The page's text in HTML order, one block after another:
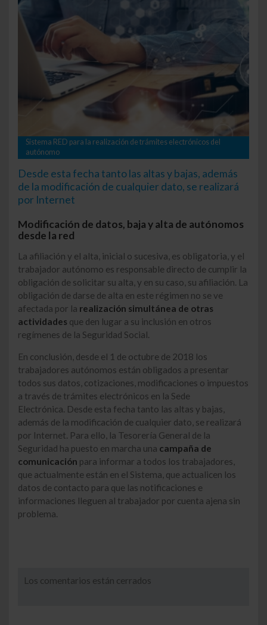
Sistema RED para la realización de trámites electrónicos del
autónomo
Desde esta fecha tanto las altas y bajas, además
de la modificación de cualquier dato, se realizará
por Internet
Modificación de datos, baja y alta de autónomos
desde la red
La afiliación y el alta, inicial o sucesiva, es obligatoria, y el
trabajador autónomo es responsable directo de cumplir la
obligación de solicitar su alta, y en su caso, su afiliación. La
obligación de darse de alta en este régimen no se ve
afectada por la realización simultánea de otras
actividades que den lugar a su inclusión en otros
regímenes de la Seguridad Social.
En conclusión, desde el 1 de octubre de 2018 los
trabajadores autónomos están obligados a presentar
todos sus datos, cotizaciones, modificaciones o impuestos
a través de trámites electrónicos en la Sede
Electrónica. Desde esta fecha tanto las altas y bajas,
además de la modificación de cualquier dato, se realizará
por Internet. Para ello, la Tesorería General de la
Seguridad ha puesto en marcha una campaña de
comunicación para informar a todos los trabajadores,
que actualmente están en el Sistema, que actualicen los
datos de contacto para que las notificaciones e
informaciones lleguen al trabajador por cuenta ajena sin
problema.
Los comentarios están cerrados